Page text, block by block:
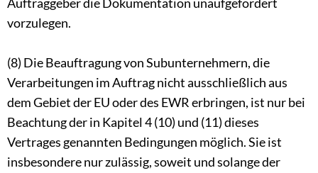
vorzulegen.
(8) Die Beauftragung von Subunternehmern, die
Verarbeitungen im Auftrag nicht ausschließlich aus
dem Gebiet der EU oder des EWR erbringen, ist nur bei
Beachtung der in Kapitel 4 (10) und (11) dieses
Vertrages genannten Bedingungen möglich. Sie ist
insbesondere nur zulässig, soweit und solange der